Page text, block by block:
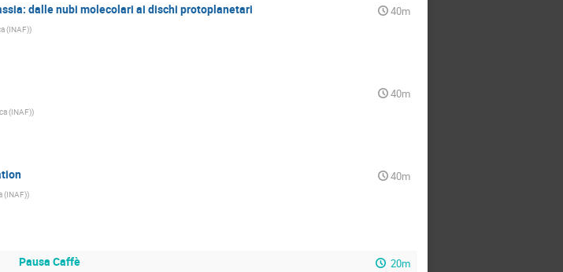
dalle nubi molecolari ai dischi protoplanetari
40m
(INAF))
40m
(INAF))
40m
(INAF))
Pausa Caffè 20m